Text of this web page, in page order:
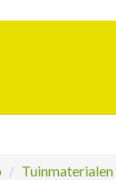
Tuinmaterialen